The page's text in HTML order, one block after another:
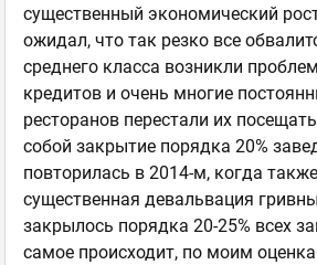
существенный экономический
ожидал, что так резко все
среднего класса возникли
кредитов и очень многие
ресторанов перестали их
собой закрытие порядка 20%
повторилась в 2014-м, когда
существенная девальвация
закрылось порядка 20-25% всех
самое происходит, по моим